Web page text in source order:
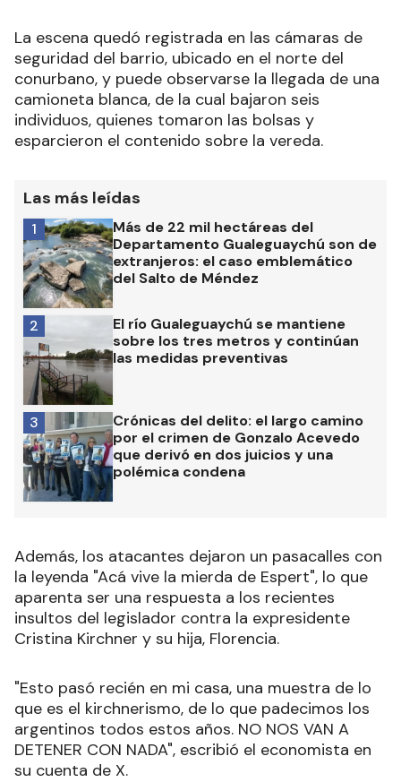
La escena quedó registrada en las cámaras de
seguridad del barrio, ubicado en el norte del
conurbano, y puede observarse la llegada de una
camioneta blanca, de la cual bajaron seis
individuos, quienes tomaron las bolsas y
esparcieron el contenido sobre la vereda.
Las más leídas
Más de 22 mil hectáreas del
Departamento Gualeguaychú son de
extranjeros: el caso emblemático
del Salto de Méndez
1
El río Gualeguaychú se mantiene
sobre los tres metros y continúan
las medidas preventivas
2
Crónicas del delito: el largo camino
por el crimen de Gonzalo Acevedo
que derivó en dos juicios y una
polémica condena
3
Además, los atacantes dejaron un pasacalles con
la leyenda "Acá vive la mierda de Espert", lo que
aparenta ser una respuesta a los recientes
insultos del legislador contra la expresidente
Cristina Kirchner y su hija, Florencia.
"Esto pasó recién en mi casa, una muestra de lo
que es el kirchnerismo, de lo que padecimos los
argentinos todos estos años. NO NOS VAN A
DETENER CON NADA", escribió el economista en
su cuenta de X.